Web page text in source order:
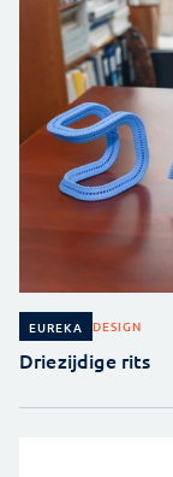
EUREKA DESIGN
Driezijdige rits